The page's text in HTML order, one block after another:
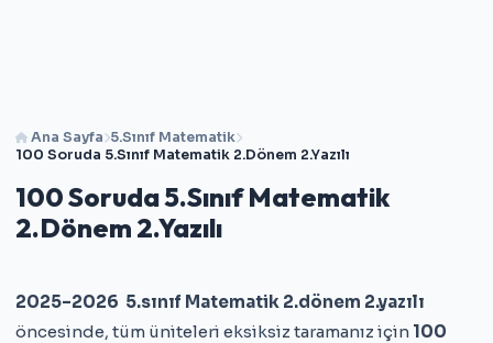
Ana Sayfa 5.Sınıf Matematik
100 Soruda 5.Sınıf Matematik 2.Dönem 2.Yazılı
100 Soruda 5.Sınıf Matematik
2.Dönem 2.Yazılı
2025–2026 5.sınıf Matematik 2.dönem 2.yazılı
öncesinde, tüm üniteleri eksiksiz taramanız için 100